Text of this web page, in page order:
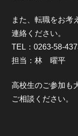
また、転職をお考
連絡ください。
TEL：0263-58-
担当：林 曜平
高校生のご参加も
ご相談ください。